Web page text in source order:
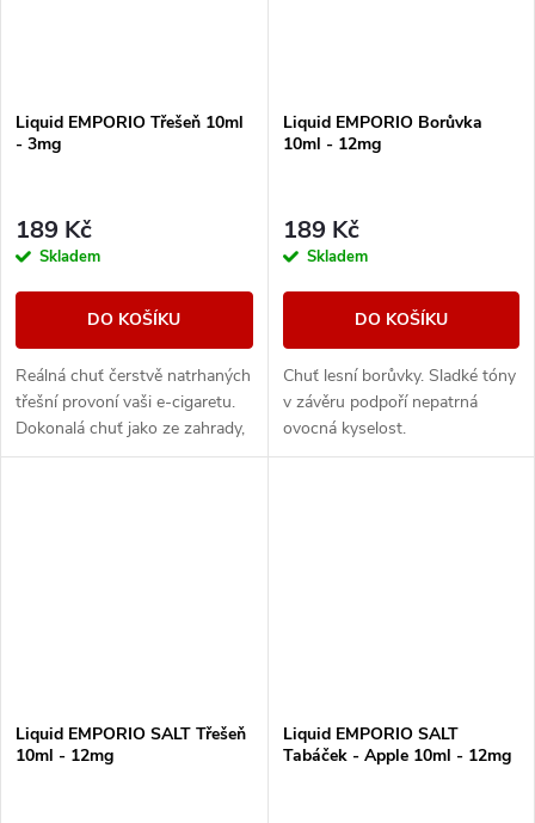
Liquid EMPORIO Třešeň 10ml
- 3mg
189 Kč
Skladem
DO KOŠÍKU
Reálná chuť čerstvě natrhaných
třešní provoní vaši e-cigaretu.
Dokonalá chuť jako ze zahrady,
šťavnatá, výrazná a
Liquid EMPORIO Borůvka
10ml - 12mg
189 Kč
Skladem
DO KOŠÍKU
Chuť lesní borůvky. Sladké tóny
v závěru podpoří nepatrná
ovocná kyselost.
Liquid EMPORIO SALT Třešeň
10ml - 12mg
Liquid EMPORIO SALT
Tabáček - Apple 10ml - 12mg